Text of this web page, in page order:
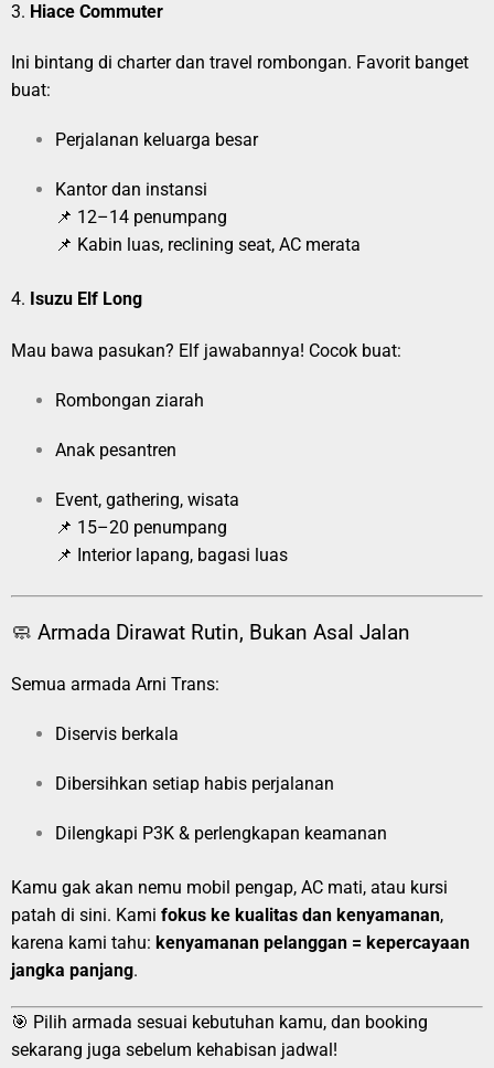
3. Hiace Commuter
Ini bintang di charter dan travel rombongan. Favorit banget
buat:
Perjalanan keluarga besar
Kantor dan instansi
📌 12–14 penumpang
📌 Kabin luas, reclining seat, AC merata
4. Isuzu Elf Long
Mau bawa pasukan? Elf jawabannya! Cocok buat:
Rombongan ziarah
Anak pesantren
Event, gathering, wisata
📌 15–20 penumpang
📌 Interior lapang, bagasi luas
🧼 Armada Dirawat Rutin, Bukan Asal Jalan
Semua armada Arni Trans:
Diservis berkala
Dibersihkan setiap habis perjalanan
Dilengkapi P3K & perlengkapan keamanan
Kamu gak akan nemu mobil pengap, AC mati, atau kursi
patah di sini. Kami fokus ke kualitas dan kenyamanan,
karena kami tahu: kenyamanan pelanggan = kepercayaan
jangka panjang.
🎯 Pilih armada sesuai kebutuhan kamu, dan booking
sekarang juga sebelum kehabisan jadwal!